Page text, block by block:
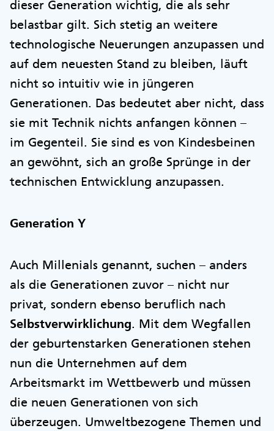
dieser Generation wichtig, die als sehr
belastbar gilt. Sich stetig an weitere
technologische Neuerungen anzupassen und
auf dem neuesten Stand zu bleiben, läuft
nicht so intuitiv wie in jüngeren
Generationen. Das bedeutet aber nicht, dass
sie mit Technik nichts anfangen können –
im Gegenteil. Sie sind es von Kindesbeinen
an gewöhnt, sich an große Sprünge in der
technischen Entwicklung anzupassen.
Generation Y
Auch Millenials genannt, suchen – anders
als die Generationen zuvor – nicht nur
privat, sondern ebenso beruflich nach
Selbstverwirklichung. Mit dem Wegfallen
der geburtenstarken Generationen stehen
nun die Unternehmen auf dem
Arbeitsmarkt im Wettbewerb und müssen
die neuen Generationen von sich
überzeugen. Umweltbezogene Themen und